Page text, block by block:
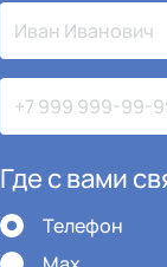
Где с вами
Телефон